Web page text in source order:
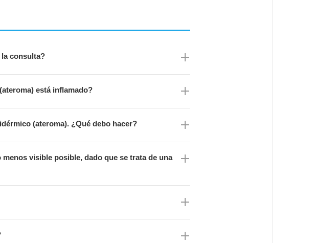
la consulta?
está inflamado?
(ateroma). ¿Qué debo hacer?
visible posible, dado que se trata de una